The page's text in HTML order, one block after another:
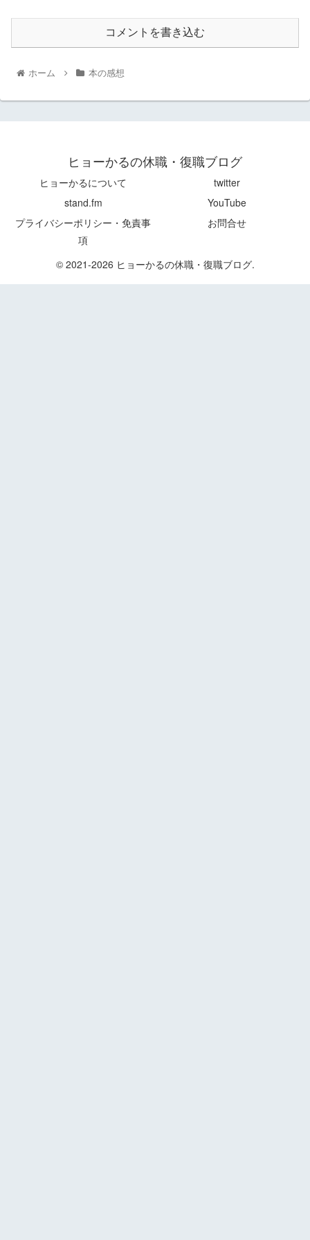
コメントを書き込む
ホーム 本の感想
ヒョーかるの休職・復職ブログ
ヒョーかるについて
twitter
stand.fm
YouTube
プライバシーポリシー・免責事
項
お問合せ
© 2021-2026 ヒョーかるの休職・復職ブログ.